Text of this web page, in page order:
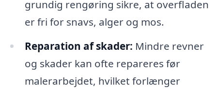
grundig rengøring sikre, at overfladen
er fri for snavs, alger og mos.
Reparation af skader: Mindre revner
og skader kan ofte repareres før
malerarbejdet, hvilket forlænger